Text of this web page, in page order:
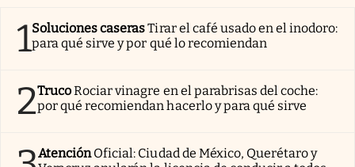
1Soluciones caserasTirar el café usado en el inodoro:
para qué sirve y por qué lo recomiendan
2TrucoRociar vinagre en el parabrisas del coche:
por qué recomiendan hacerlo y para qué sirve
AtenciónOficial: Ciudad de México, Querétaro y